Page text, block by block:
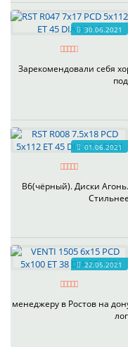
30.06.2021
Зарекомендовали себя
01.06.2021
B6(чёрный). Диски
22.05.2021
менеджеру в Ростов на